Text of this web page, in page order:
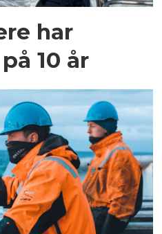
har
10 år